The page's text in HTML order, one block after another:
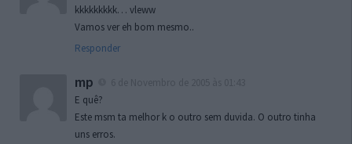
kkkkkkkkk… vleww
Vamos ver eh bom mesmo..
Responder
mp
E quê?
Este msm ta melhor k o outro sem duvida. O outro tinha
uns erros.